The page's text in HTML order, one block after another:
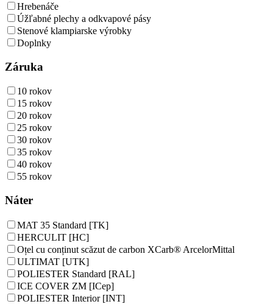
Hrebenáče
Úžľabné plechy a odkvapové pásy
Stenové klampiarske výrobky
Doplnky
Záruka
10 rokov
15 rokov
20 rokov
25 rokov
30 rokov
35 rokov
40 rokov
55 rokov
Náter
MAT 35 Standard [TK]
HERCULIT [HC]
Oțel cu conținut scăzut de carbon XCarb® ArcelorMittal
ULTIMAT [UTK]
POLIESTER Standard [RAL]
ICE COVER ZM [ICep]
POLIESTER Interior [INT]